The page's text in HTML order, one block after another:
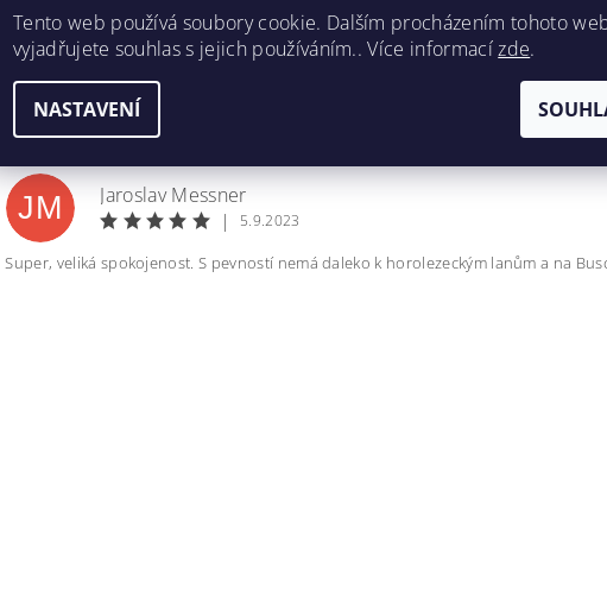
1 hodnocení
Přidat hodnocení
3
0x
1
0x
JM
Jaroslav Messner
|
5.9.2023
Super, veliká spokojenost. S pevností nemá daleko k horolezeckým lanům a na
Tento web používá soubory cookie. Dalším procházením tohoto
vyjadřujete souhlas s jejich používáním.. Více informacízde.
NASTAVENÍ